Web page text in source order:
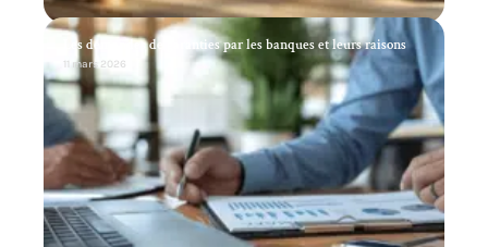
Les demandes de garanties par les banques et leurs raisons
11 mars 2026